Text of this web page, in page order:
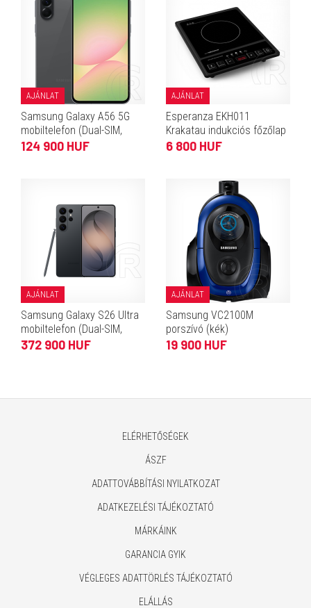
AJÁNLAT
Samsung Galaxy A56 5G
mobiltelefon (Dual-SIM,
8/128 GB, grafitszürke)
124 900 HUF
AJÁNLAT
Esperanza EKH011
Krakatau indukciós főzőlap
6 800 HUF
AJÁNLAT
Samsung Galaxy S26 Ultra
mobiltelefon (Dual-SIM,
12/256 GB, fekete)
372 900 HUF
AJÁNLAT
Samsung VC2100M
porszívó (kék)
19 900 HUF
ELÉRHETŐSÉGEK
ÁSZF
ADATTOVÁBBÍTÁSI NYILATKOZAT
ADATKEZELÉSI TÁJÉKOZTATÓ
MÁRKÁINK
GARANCIA GYIK
VÉGLEGES ADATTÖRLÉS TÁJÉKOZTATÓ
ELÁLLÁS